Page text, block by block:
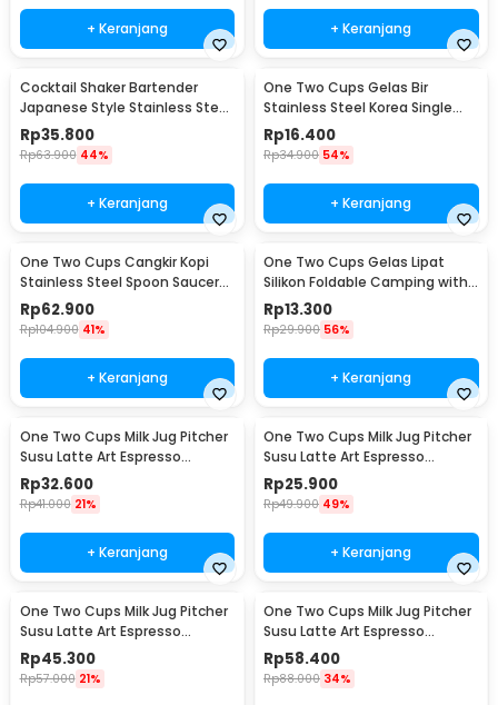
+ Keranjang + Keranjang
Cocktail Shaker Bartender
Japanese Style Stainless Steel
200ml
Rp35.800
Rp63.900 44%
+ Keranjang
One Two Cups Gelas Bir
Stainless Steel Korea Single
Wall Glass 180ml - J070
Rp16.400
Rp34.900 54%
+ Keranjang
One Two Cups Cangkir Kopi
Stainless Steel Spoon Saucer
Cup 120ml - 201
Rp62.900
Rp104.900 41%
+ Keranjang
One Two Cups Gelas Lipat
Silikon Foldable Camping with
Strap 200ml - F120
Rp13.300
Rp29.900 56%
+ Keranjang
One Two Cups Milk Jug Pitcher
Susu Latte Art Espresso
Stainless Steel 350ml - J068
Rp32.600
Rp41.000 21%
+ Keranjang
One Two Cups Milk Jug Pitcher
Susu Latte Art Espresso
Stainless Steel 150ml - J068
Rp25.900
Rp49.900 49%
+ Keranjang
One Two Cups Milk Jug Pitcher
Susu Latte Art Espresso
Stainless Steel 600ml - J068
Rp45.300
Rp57.000 21%
One Two Cups Milk Jug Pitcher
Susu Latte Art Espresso
Stainless Steel 900ml - J068
Rp58.400
Rp88.000 34%